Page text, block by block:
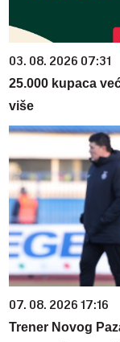
03. 08. 2026 07:31
25.000 kupaca
više
07. 08. 2026 17:16
Trener Novog